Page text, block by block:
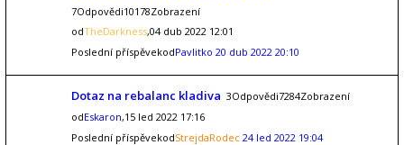
7Odpovědi10178Zobrazení
odTheDarkness,04 dub 2022 12:01
Poslední příspěvekodPavlitko 20 dub 2022 20:10
Dotaz na rebalanc kladiva 3Odpovědi7284Zobrazení
odEskaron,15 led 2022 17:16
Poslední příspěvekodStrejdaRodec 24 led 2022 19:04